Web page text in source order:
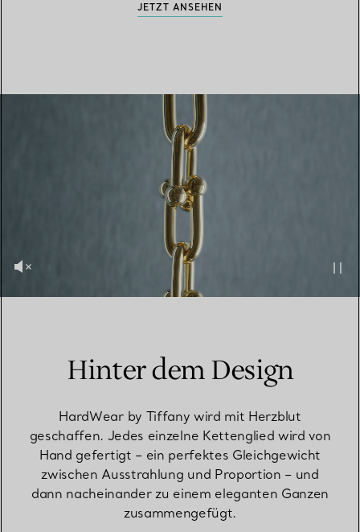
JETZT ANSEHEN
Hinter dem Design
HardWear by Tiffany wird mit Herzblut
geschaffen. Jedes einzelne Kettenglied wird von
Hand gefertigt – ein perfektes Gleichgewicht
zwischen Ausstrahlung und Proportion – und
dann nacheinander zu einem eleganten Ganzen
zusammengefügt.